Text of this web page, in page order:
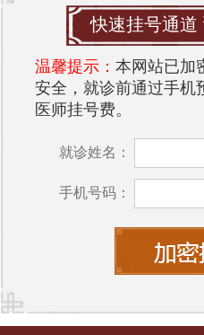
快速挂号通道
温馨提示： 本网站已加
安全，就诊前通过手机
医师挂号费。
就诊姓名：
手机号码：